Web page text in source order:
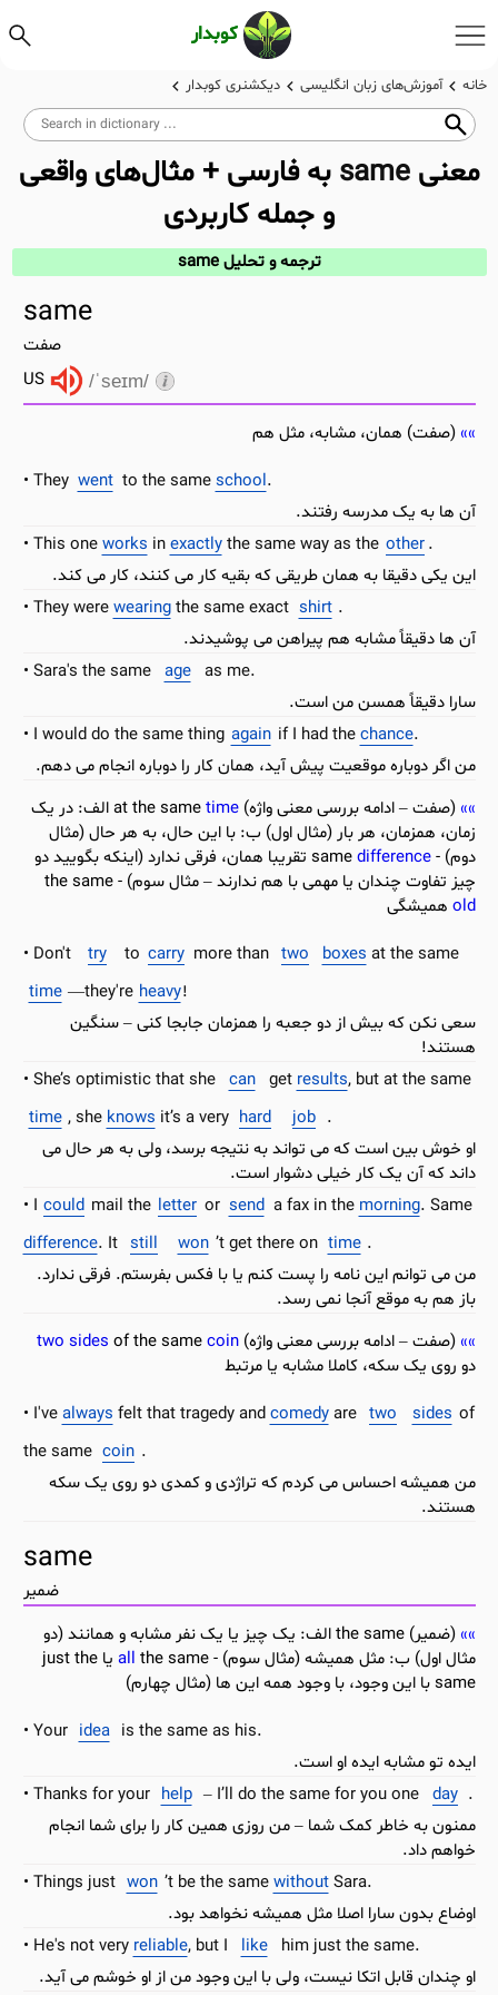
کوبدار
خانه آموزش‌های زبان انگلیسی دیکشنری کوبدار
معنیsame به فارسی + مثال‌های واقعی
و جمله کاربردی
ترجمه و تحلیل same
same
صفت
US
/ˈseɪm/
(صفت) همان، مشابه، مثل هم
They went to the sameschool.
آن ها به یک مدرسه رفتند.
This oneworks inexactlythe same way as the other.
این یکی دقیقا به همان طریقی که بقیه کار می کنند، کار می کند.
They werewearingthe same exact shirt .
آن ها دقیقاً مشابه هم پیراهن می پوشیدند.
Sara's the same age as me.
سارا دقیقاً همسن من است.
I would do the same thing again if I had thechance.
من اگر دوباره موقعیت پیش آید، همان کار را دوباره انجام می دهم.
(صفت – ادامه بررسی معنی واژه) at the sametime
الف: در یک
زمان، همزمان، هر بار (مثال اول) ب: با این حال، به هر حال (مثال
دوم) - samedifference
تقریبا همان، فرقی ندارد (اینکه بگویید دو
چیز تفاوت چندان یا مهمی با هم ندارند – مثال سوم) - the same
old همیشگی
Don't try to carry more than two boxes at the same
time —they're heavy!
سعی نکن که بیش از دو جعبه را همزمان جابجا کنی – سنگین
هستند!
She’s optimistic that she can get results, but at the same
time , she knows it’s a very hard job .
او خوش بین است که می تواند به نتیجه برسد، ولی به هر حال می
داند که آن یک کار خیلی دشوار است.
I could mail the letter or send a fax in the morning. Same
difference. It still won ’t get there on time .
من می توانم این نامه را پست کنم یا با فکس بفرستم. فرقی ندارد.
باز هم به موقع آنجا نمی رسد.
(صفت – ادامه بررسی معنی واژه)
two sides of the samecoin
دو روی یک سکه، کاملا مشابه یا مرتبط
I'vealways felt that tragedy andcomedyare two sides of
the same coin .
من همیشه احساس می کردم که تراژدی و کمدی دو روی یک سکه
هستند.
same
ضمیر
(ضمیر) the same الف: یک چیز یا یک نفر مشابه و همانند (دو
مثال اول) ب: مثل همیشه (مثال سوم) -
all
the same یا just the
same با این وجود، با وجود همه این ها (مثال چهارم)
Your idea is the same as his.
ایده تو مشابه ایده او است.
Thanks for your help – I’ll do the same for you one day .
ممنون به خاطر کمک شما – من روزی همین کار را برای شما انجام
خواهم داد.
Things just won ’t be the samewithoutSara.
اوضاع بدون سارا اصلا مثل همیشه نخواهد بود.
He's not very reliable, but I like
him just the same.
او چندان قابل اتکا نیست، ولی با این وجود من از او خوشم می آید.